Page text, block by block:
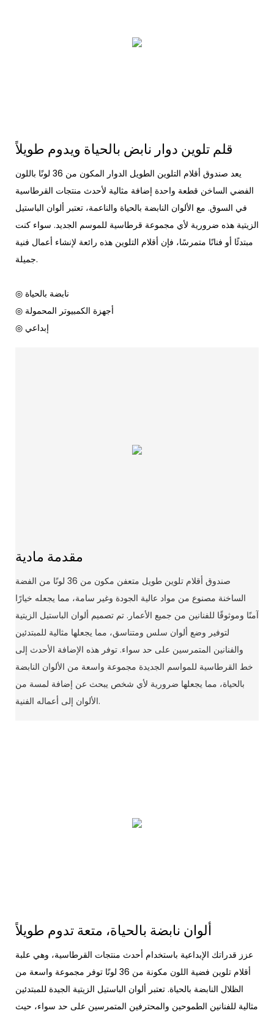
يعد صندوق أقلام التلوين الطويل الدوار المكون من 36 لونًا باللون
الفضي الساخن قطعة واحدة إضافة مثالية لأحدث منتجات القرطاسية
في السوق. مع الألوان النابضة بالحياة والناعمة، تعتبر ألوان الباستيل
الزيتية هذه ضرورية لأي مجموعة قرطاسية للموسم الجديد. سواء كنت
مبتدئًا أو فنانًا متمرسًا، فإن أقلام التلوين هذه رائعة لإنشاء أعمال فنية
جميلة.
◎ أجهزة الكمبيوتر المحمولة
◎ إبداعي
مقدمة مادية
صندوق أقلام تلوين طويل متعفن مكون من 36 لونًا من الفضة
الساخنة مصنوع من مواد عالية الجودة وغير سامة، مما يجعله خيارًا
آمنًا وموثوقًا للفنانين من جميع الأعمار. تم تصميم ألوان الباستيل الزيتية
لتوفير وضع ألوان سلس ومتناسق، مما يجعلها مثالية للمبتدئين
والفنانين المتمرسين على حد سواء. توفر هذه الإضافة الأحدث إلى
خط القرطاسية للمواسم الجديدة مجموعة واسعة من الألوان النابضة
بالحياة، مما يجعلها ضرورية لأي شخص يبحث عن إضافة لمسة من
الألوان إلى أعماله الفنية.
ألوان نابضة بالحياة، متعة تدوم طويلاً
عزز قدراتك الإبداعية باستخدام أحدث منتجات القرطاسية، وهي علبة
أقلام تلوين فضية اللون مكونة من 36 لونًا توفر مجموعة واسعة من
الظلال النابضة بالحياة. تعتبر ألوان الباستيل الزيتية الجيدة للمبتدئين
مثالية للفنانين الطموحين والمحترفين المتمرسين على حد سواء، حيث